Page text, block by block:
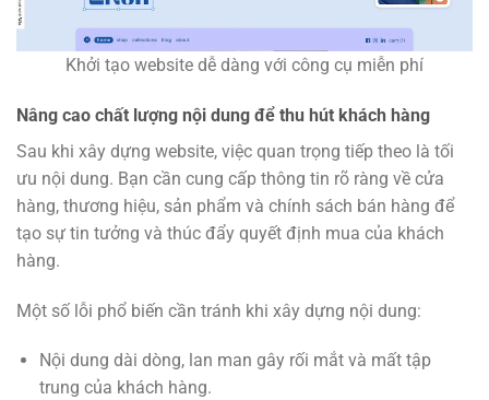
Khởi tạo website dễ dàng với công cụ miễn phí
Nâng cao chất lượng nội dung để thu hút khách hàng
Sau khi xây dựng website, việc quan trọng tiếp theo là tối
ưu nội dung. Bạn cần cung cấp thông tin rõ ràng về cửa
hàng, thương hiệu, sản phẩm và chính sách bán hàng để
tạo sự tin tưởng và thúc đẩy quyết định mua của khách
hàng.
Một số lỗi phổ biến cần tránh khi xây dựng nội dung:
Nội dung dài dòng, lan man gây rối mắt và mất tập
trung của khách hàng.